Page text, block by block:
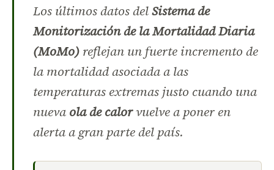
Los últimos datos delSistema de
Monitorización de la Mortalidad Diaria
(MoMo)reflejan un fuerte incremento de
la mortalidad asociada a las
temperaturas extremas justo cuando una
nueva ola de calorvuelve a poner en
alerta a gran parte del país.